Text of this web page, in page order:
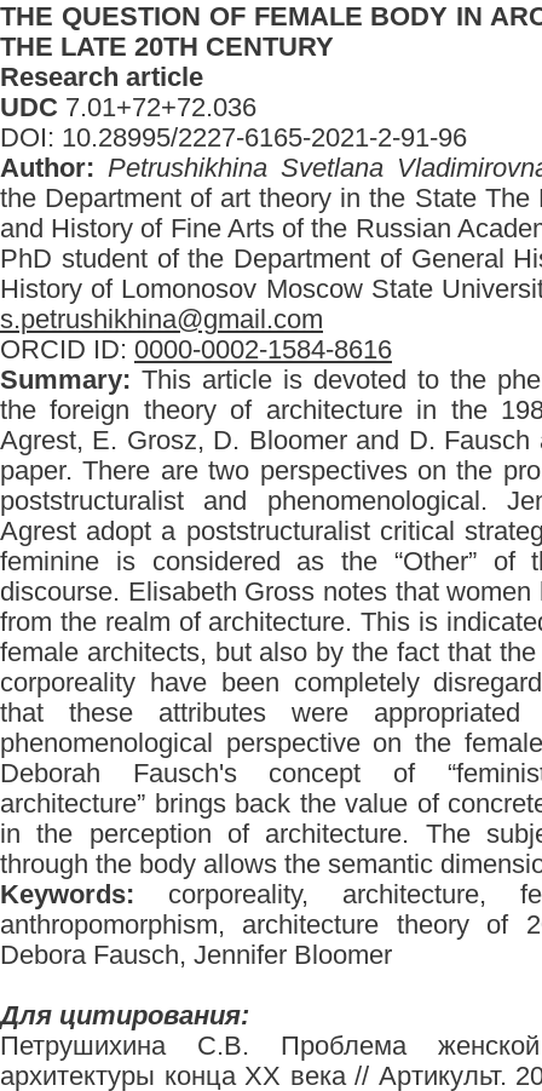
THE QUESTION OF FEMALE BODY IN
THE LATE 20TH CENTURY
Research article
UDC 7.01+72+72.036
DOI: 10.28995/2227-6165-2021-2-91-96
Author: Petrushikhina Svetlana
the Department of art theory in the State
and History of Fine Arts of the Russian
PhD student of the Department of General
History of Lomonosov Moscow State
s.petrushikhina@gmail.com
ORCID ID: 0000-0002-1584-8616
Summary: This article is devoted to the
the foreign theory of architecture in the
Agrest, E. Grosz, D. Bloomer and D.
paper. There are two perspectives on the
poststructuralist and phenomenological.
Agrest adopt a poststructuralist critical
feminine is considered as the “Other” of
discourse. Elisabeth Gross notes that
from the realm of architecture. This is
female architects, but also by the fact that
corporeality have been completely
that these attributes were
phenomenological perspective on the
Deborah Fausch's concept of
architecture” brings back the value of
in the perception of architecture. The
through the body allows the semantic
Keywords: сorporeality, architecture,
anthropomorphism, architecture theory of
Debora Fausch, Jennifer Bloomer
Для цитирования:
Петрушихина С.В. Проблема
архитектуры конца XX века // Артикульт.